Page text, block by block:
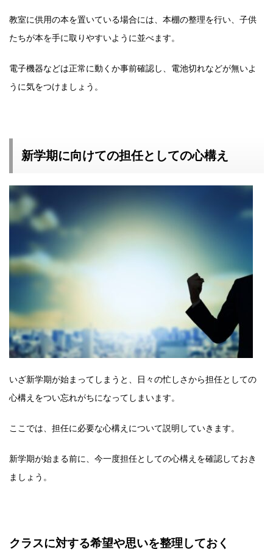
教室に供用の本を置いている場合には、本棚の整理を行い、子供
たちが本を手に取りやすいように並べます。
電子機器などは正常に動くか事前確認し、電池切れなどが無いよ
うに気をつけましょう。
新学期に向けての担任としての心構え
いざ新学期が始まってしまうと、日々の忙しさから担任としての
心構えをつい忘れがちになってしまいます。
ここでは、担任に必要な心構えについて説明していきます。
新学期が始まる前に、今一度担任としての心構えを確認しておき
ましょう。
クラスに対する希望や思いを整理しておく